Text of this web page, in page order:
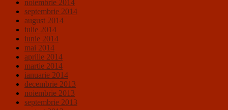
noiembrie 2014
septembrie 2014
august 2014
iulie 2014
iunie 2014
mai 2014
aprilie 2014
martie 2014
ianuarie 2014
decembrie 2013
noiembrie 2013
septembrie 2013